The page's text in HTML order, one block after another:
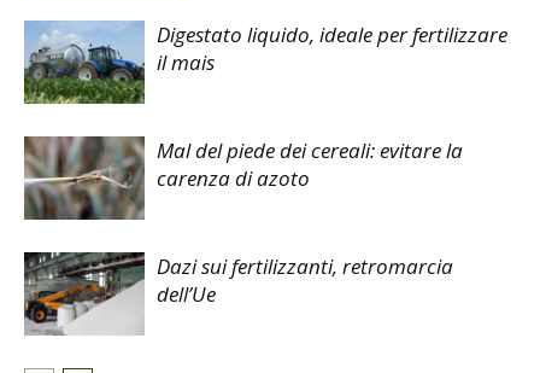
Digestato liquido, ideale per fertilizzare
il mais
Mal del piede dei cereali: evitare la
carenza di azoto
Dazi sui fertilizzanti, retromarcia
dell’Ue